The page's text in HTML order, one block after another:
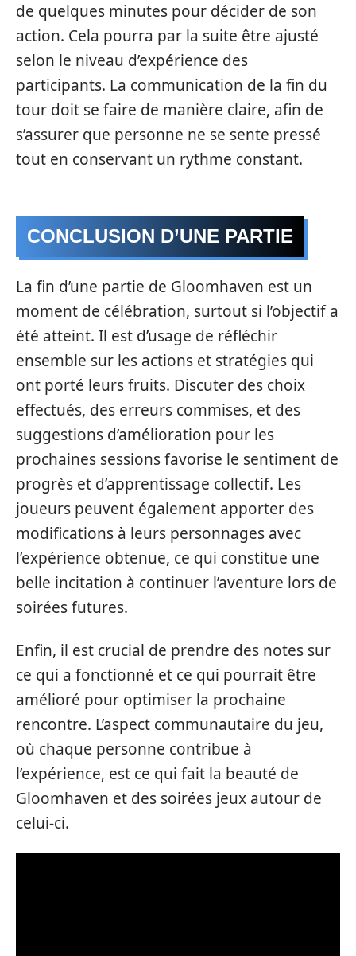
de quelques minutes pour décider de son
action. Cela pourra par la suite être ajusté
selon le niveau d’expérience des
participants. La communication de la fin du
tour doit se faire de manière claire, afin de
s’assurer que personne ne se sente pressé
tout en conservant un rythme constant.
CONCLUSION D’UNE PARTIE
La fin d’une partie de Gloomhaven est un
moment de célébration, surtout si l’objectif a
été atteint. Il est d’usage de réfléchir
ensemble sur les actions et stratégies qui
ont porté leurs fruits. Discuter des choix
effectués, des erreurs commises, et des
suggestions d’amélioration pour les
prochaines sessions favorise le sentiment de
progrès et d’apprentissage collectif. Les
joueurs peuvent également apporter des
modifications à leurs personnages avec
l’expérience obtenue, ce qui constitue une
belle incitation à continuer l’aventure lors de
soirées futures.
Enfin, il est crucial de prendre des notes sur
ce qui a fonctionné et ce qui pourrait être
amélioré pour optimiser la prochaine
rencontre. L’aspect communautaire du jeu,
où chaque personne contribue à
l’expérience, est ce qui fait la beauté de
Gloomhaven et des soirées jeux autour de
celui-ci.